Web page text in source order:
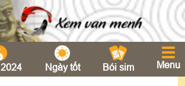
Ngày tốt Bói sim Menu